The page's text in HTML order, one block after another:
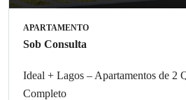
APARTAMENTO
Sob Consulta
Ideal + Lagos – Apartamentos de 2
Completo